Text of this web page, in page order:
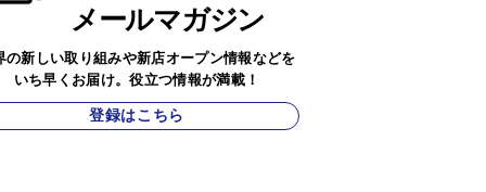
メールマガジン
の新しい取り組みや新店オープン情報などを
いち早くお届け。役立つ情報が満載！
登録はこちら